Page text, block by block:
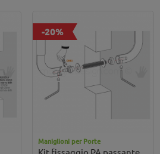
-20%
Maniglioni per Porte